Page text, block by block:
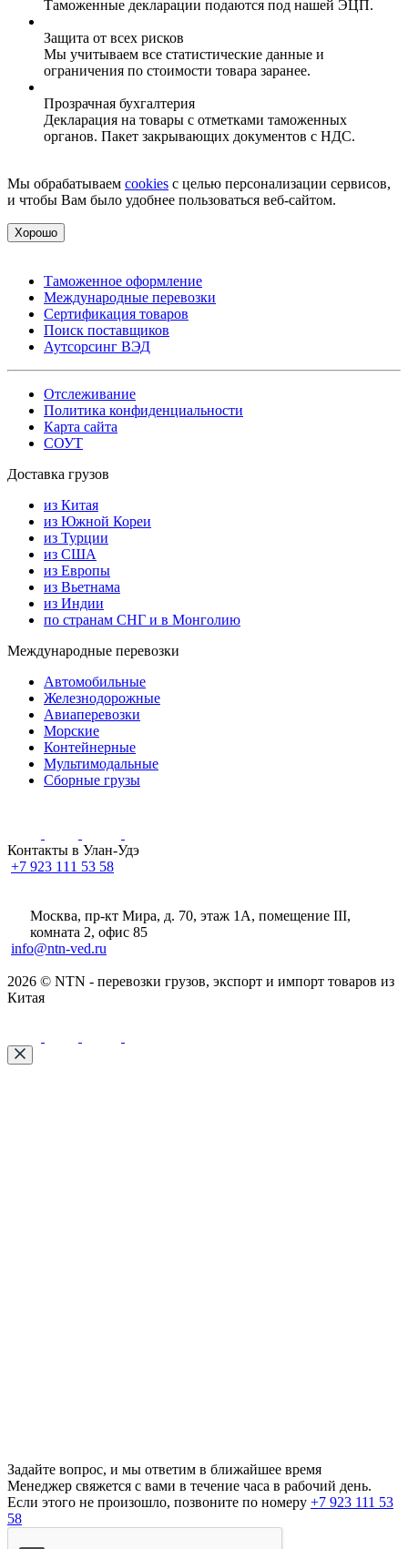
Таможенные декларации подаются под нашей ЭЦП.
Защита от всех рисков
Мы учитываем все статистические данные и
ограничения по стоимости товара заранее.
Прозрачная бухгалтерия
Декларация на товары с отметками таможенных
органов. Пакет закрывающих документов с НДС.
Мы обрабатываем cookies с целью персонализации сервисов,
и чтобы Вам было удобнее пользоваться веб-сайтом.
Хорошо
Таможенное оформление
Международные перевозки
Сертификация товаров
Поиск поставщиков
Аутсорсинг ВЭД
Отслеживание
Политика конфиденциальности
Карта сайта
СОУТ
Доставка грузов
из Китая
из Южной Кореи
из Турции
из США
из Европы
из Вьетнама
из Индии
по странам СНГ и в Монголию
Международные перевозки
Автомобильные
Железнодорожные
Авиаперевозки
Морские
Контейнерные
Мультимодальные
Сборные грузы
Контакты в Улан-Удэ
+7 923 111 53 58
Москва, пр-кт Мира, д. 70, этаж 1А, помещение III,
комната 2, офис 85
info@ntn-ved.ru
2026 © NTN - перевозки грузов, экспорт и импорт товаров из
Китая
Задайте вопрос, и мы ответим в ближайшее время
Менеджер свяжется с вами в течение часа в рабочий день.
Если этого не произошло, позвоните по номеру +7 923 111 53
58